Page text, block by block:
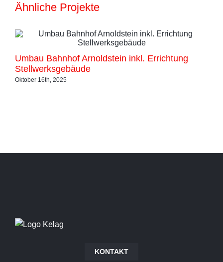
Ähnliche Projekte
Umbau Bahnhof Arnoldstein inkl. Errichtung
Stellwerksgebäude
Oktober 16th, 2025
KONTAKT